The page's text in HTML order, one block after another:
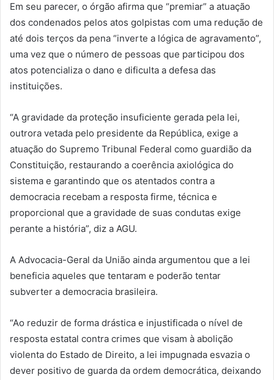
Em seu parecer, o órgão afirma que “premiar” a atuação
dos condenados pelos atos golpistas com uma redução de
até dois terços da pena “inverte a lógica de agravamento”,
uma vez que o número de pessoas que participou dos
atos potencializa o dano e dificulta a defesa das
instituições.
“A gravidade da proteção insuficiente gerada pela lei,
outrora vetada pelo presidente da República, exige a
atuação do Supremo Tribunal Federal como guardião da
Constituição, restaurando a coerência axiológica do
sistema e garantindo que os atentados contra a
democracia recebam a resposta firme, técnica e
proporcional que a gravidade de suas condutas exige
perante a história”, diz a AGU.
A Advocacia-Geral da União ainda argumentou que a lei
beneficia aqueles que tentaram e poderão tentar
subverter a democracia brasileira.
“Ao reduzir de forma drástica e injustificada o nível de
resposta estatal contra crimes que visam à abolição
violenta do Estado de Direito, a lei impugnada esvazia o
dever positivo de guarda da ordem democrática, deixando